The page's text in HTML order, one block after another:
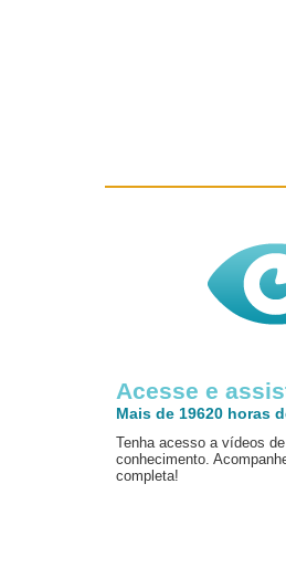
Acesse e
Mais de 19620 horas
Tenha acesso a vídeos
conhecimento.
completa!